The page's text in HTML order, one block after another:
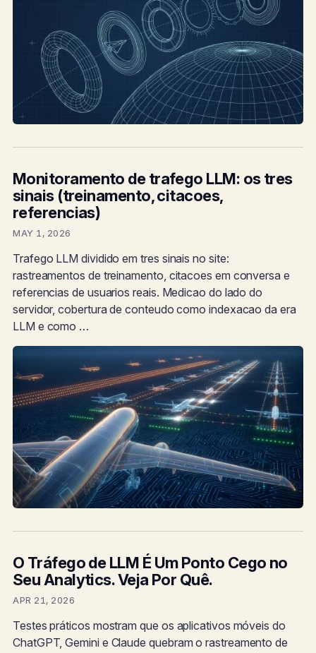
Monitoramento de trafego LLM: os tres
sinais (treinamento, citacoes,
referencias)
MAY 1, 2026
Trafego LLM dividido em tres sinais no site:
rastreamentos de treinamento, citacoes em conversa e
referencias de usuarios reais. Medicao do lado do
servidor, cobertura de conteudo como indexacao da era
LLM e como …
O Tráfego de LLM É Um Ponto Cego no
Seu Analytics. Veja Por Quê.
APR 21, 2026
Testes práticos mostram que os aplicativos móveis do
ChatGPT, Gemini e Claude quebram o rastreamento de